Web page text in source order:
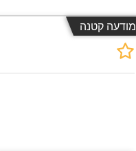
מודעה קטנה